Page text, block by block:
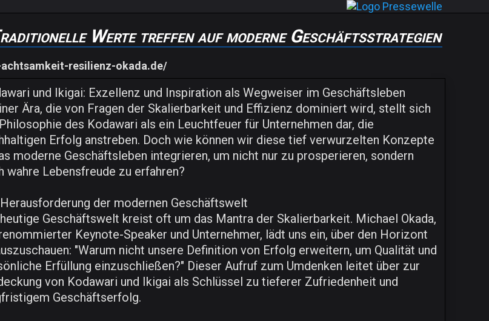
Werte treffen auf moderne Geschäftsstrategien
resilienz-okada.de/
und Ikigai: Exzellenz und Inspiration als Wegweiser im Geschäftsleben
Ära, die von Fragen der Skalierbarkeit und Effizienz dominiert wird, stellt sich
des Kodawari als ein Leuchtfeuer für Unternehmen dar, die
Erfolg anstreben. Doch wie können wir diese tief verwurzelten Konzepte
moderne Geschäftsleben integrieren, um nicht nur zu prosperieren, sondern
wahre Lebensfreude zu erfahren?
der modernen Geschäftswelt
Geschäftswelt kreist oft um das Mantra der Skalierbarkeit. Michael Okada,
Keynote-Speaker und Unternehmer, lädt uns ein, über den Horizont
"Warum nicht unsere Definition von Erfolg erweitern, um Qualität und
Erfüllung einzuschließen?" Dieser Aufruf zum Umdenken leitet über zur
von Kodawari und Ikigai als Schlüssel zu tieferer Zufriedenheit und
Geschäftserfolg.